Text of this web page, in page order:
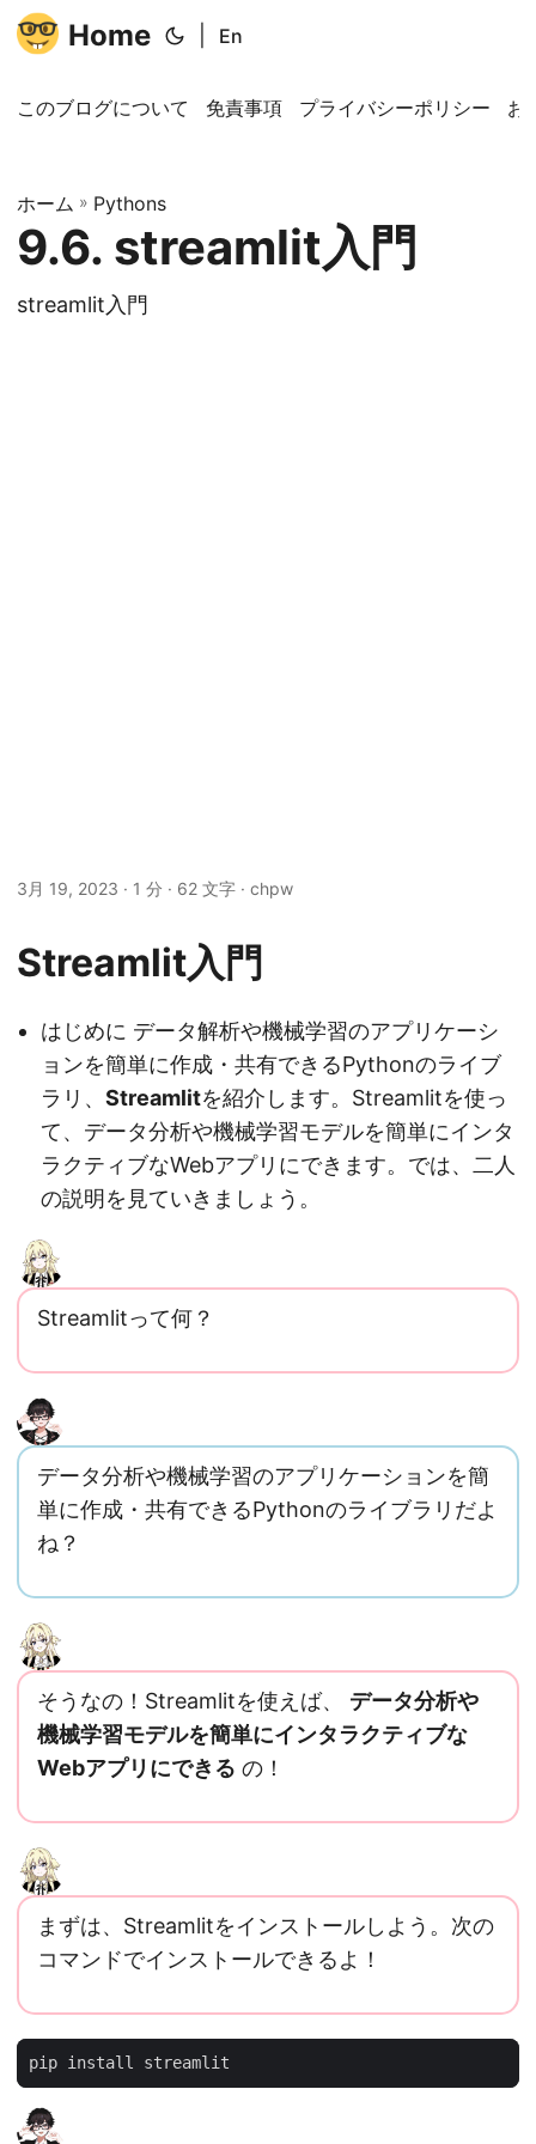
Home En
このブログについて 免責事項 プライバシーポリシー お
ホーム » Pythons
9.6. streamlit入門
streamlit入門
3月 19, 2023 · 1 分 · 62 文字 · chpw
Streamlit入門
はじめに データ解析や機械学習のアプリケーシ
ョンを簡単に作成・共有できるPythonのライブ
ラリ、 Streamlitを紹介します。Streamlitを使っ
て、データ分析や機械学習モデルを簡単にインタ
ラクティブなWebアプリにできます。では、二人
の説明を見ていきましょう。
Streamlitって何？
データ分析や機械学習のアプリケーションを簡
単に作成・共有できるPythonのライブラリだよ
ね？
そうなの！Streamlitを使えば、 データ分析や
機械学習モデルを簡単にインタラクティブな
Webアプリにできる の！
まずは、Streamlitをインストールしよう。次の
コマンドでインストールできるよ！